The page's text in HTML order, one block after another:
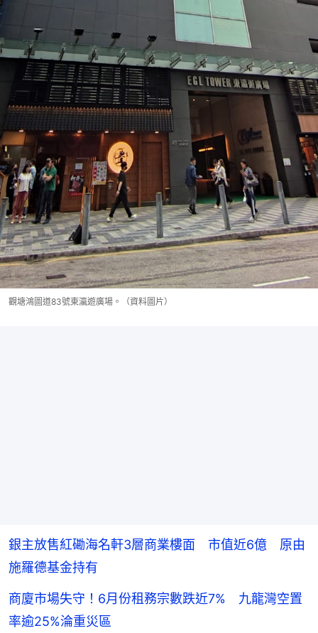
觀塘鴻圖道83號東瀛遊廣場。（資料圖片）
銀主放售紅磡海名軒3層商業樓面 市值近6億 原由
施羅德基金持有
商廈市場失守！6月份租務宗數跌近7% 九龍灣空置
率逾25%淪重災區